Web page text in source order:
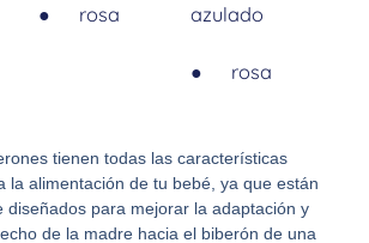
● rosa
azulado
● rosa
tienen todas las características
la alimentación de tu bebé, ya que están
diseñados para mejorar la adaptación y
de la madre hacia el biberón de una